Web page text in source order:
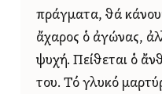
πράγματα, θά
ἄχαρος ὁ ἀγώνας,
ψυχή. Πείθεται ὁ
του. Τό γλυκό